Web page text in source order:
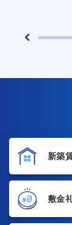
新築
敷金